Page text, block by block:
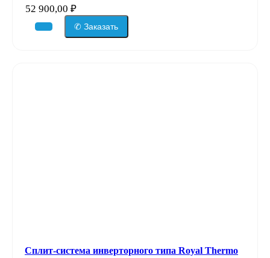
52 900,00 ₽
✆ Заказать
Сплит-система инверторного типа Royal Thermo